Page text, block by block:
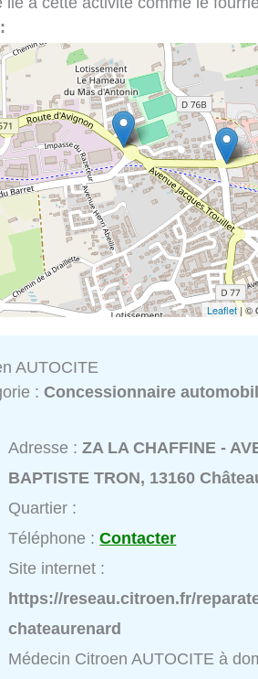
Leaflet| ©
AUTOCITE
:Concessionnaire
Adresse :ZA LA CHAFFINE -
BAPTISTE TRON, 13160
Quartier :
Téléphone :Contacter
Site internet :
https://reseau.citroen.fr/
chateaurenard
Médecin Citroen AUTOCITE à